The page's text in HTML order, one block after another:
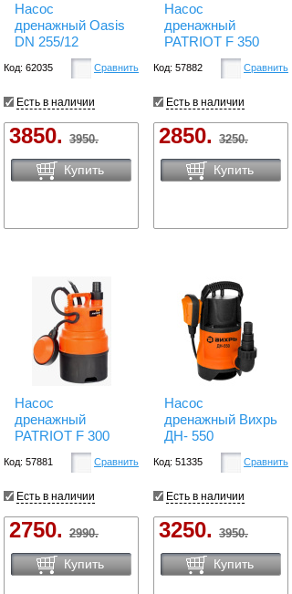
Насос
дренажный Oasis
DN 255/12
Код: 62035 Сравнить
Есть в наличии
3850. 3950.
Купить
Насос
дренажный
PATRIOT F 350
Код: 57882 Сравнить
Есть в наличии
2850. 3250.
Купить
Насос
дренажный
PATRIOT F 300
Код: 57881 Сравнить
Есть в наличии
2750. 2990.
Купить
Насос
дренажный Вихрь
ДН- 550
Код: 51335 Сравнить
Есть в наличии
3250. 3950.
Купить